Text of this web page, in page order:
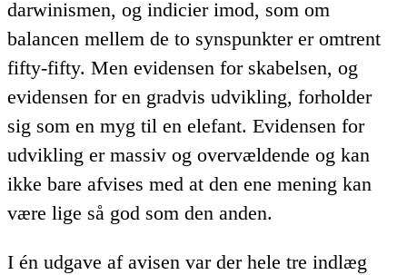
darwinismen, og indicier imod, som om
balancen mellem de to synspunkter er omtrent
fifty-fifty. Men evidensen for skabelsen, og
evidensen for en gradvis udvikling, forholder
sig som en myg til en elefant. Evidensen for
udvikling er massiv og overvældende og kan
ikke bare afvises med at den ene mening kan
være lige så god som den anden.
I én udgave af avisen var der hele tre indlæg